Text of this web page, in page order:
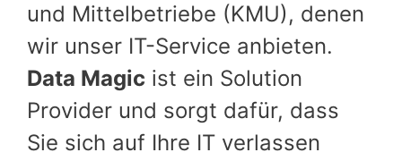
und Mittelbetriebe (KMU), denen
wir unser IT-Service anbieten.
Data Magic ist ein Solution
Provider und sorgt dafür, dass
Sie sich auf Ihre IT verlassen